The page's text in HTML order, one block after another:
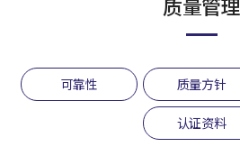
可靠性 质量方针
认证资料